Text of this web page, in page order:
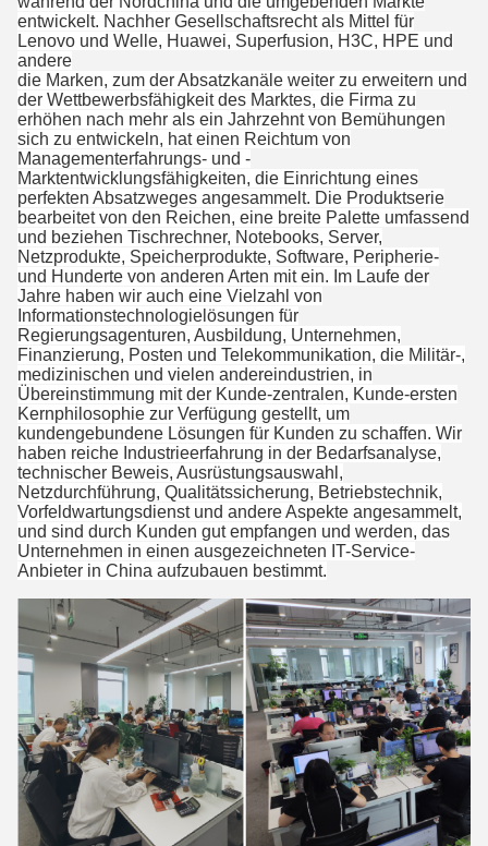
entwickelt. Nachher Gesellschaftsrecht als Mittel für
Lenovo und Welle, Huawei, Superfusion, H3C, HPE und
andere
die Marken, zum der Absatzkanäle weiter zu erweitern und
der Wettbewerbsfähigkeit des Marktes, die Firma zu
erhöhen nach mehr als ein Jahrzehnt von Bemühungen
sich zu entwickeln, hat einen Reichtum von
Managementerfahrungs- und -
Marktentwicklungsfähigkeiten, die Einrichtung eines
perfekten Absatzweges angesammelt. Die Produktserie
bearbeitet von den Reichen, eine breite Palette umfassend
und beziehen Tischrechner, Notebooks, Server,
Netzprodukte, Speicherprodukte, Software, Peripherie-
und Hunderte von anderen Arten mit ein. Im Laufe der
Jahre haben wir auch eine Vielzahl von
Informationstechnologielösungen für
Regierungsagenturen, Ausbildung, Unternehmen,
Finanzierung, Posten und Telekommunikation, die Militär-,
medizinischen und vielen andereindustrien, in
Übereinstimmung mit der Kunde-zentralen, Kunde-ersten
Kernphilosophie zur Verfügung gestellt, um
kundengebundene Lösungen für Kunden zu schaffen. Wir
haben reiche Industrieerfahrung in der Bedarfsanalyse,
technischer Beweis, Ausrüstungsauswahl,
Netzdurchführung, Qualitätssicherung, Betriebstechnik,
Vorfeldwartungsdienst und andere Aspekte angesammelt,
und sind durch Kunden gut empfangen und werden, das
Unternehmen in einen ausgezeichneten IT-Service-
Anbieter in China aufzubauen bestimmt.